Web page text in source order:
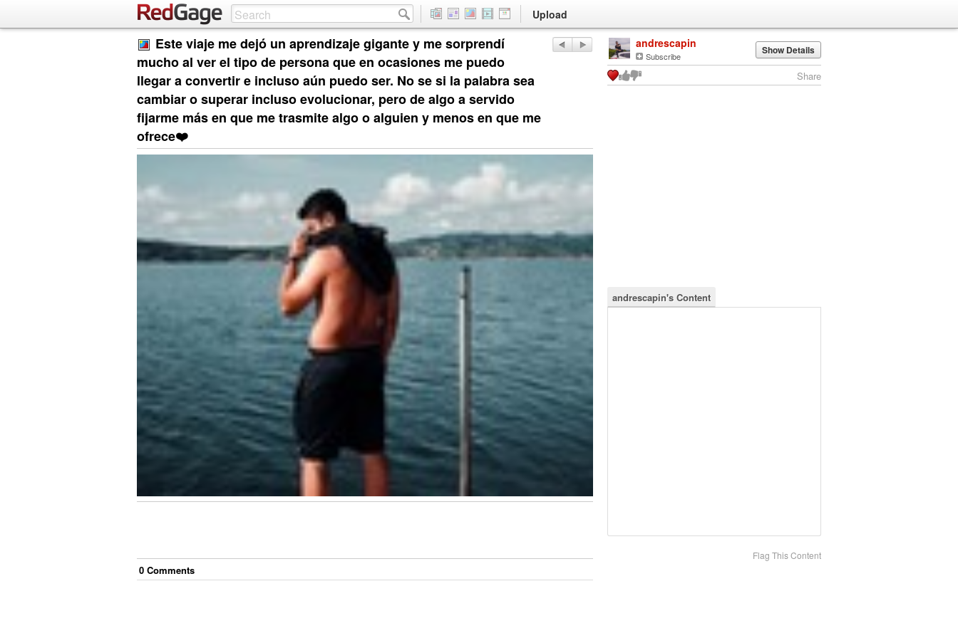
Upload
Este viaje me dejó un aprendizaje gigante y me sorprendí
mucho al ver el tipo de persona que en ocasiones me puedo
llegar a convertir e incluso aún puedo ser. No se si la palabra sea
cambiar o superar incluso evolucionar, pero de algo a servido
fijarme más en que me trasmite algo o alguien y menos en que me
ofrece❤️
0 Comments
andrescapin
Subscribe Show Details
Share
andrescapin's Content
Flag This Content